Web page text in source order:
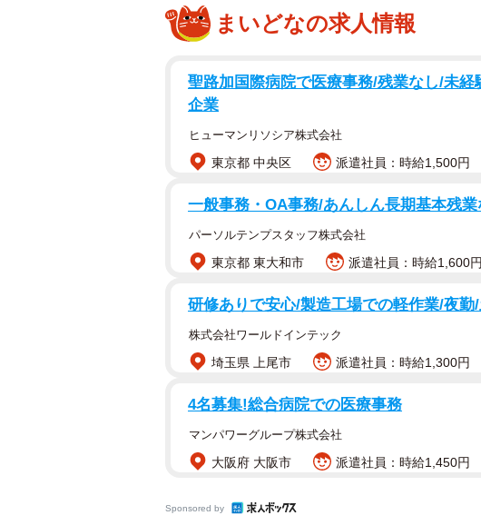
まいどなの求人情報
聖路加国際病院で医療事務/残業なし/未
企業
ヒューマンリソシア株式会社
東京都 中央区 派遣社員：時給1,500円
一般事務・OA事務/あんしん長期基本残
パーソルテンプスタッフ株式会社
東京都 東大和市 派遣社員：時給1,600円
研修ありで安心/製造工場での軽作業/夜勤
株式会社ワールドインテック
埼玉県 上尾市 派遣社員：時給1,300円
4名募集!総合病院での医療事務
マンパワーグループ株式会社
大阪府 大阪市 派遣社員：時給1,450円
Sponsored by